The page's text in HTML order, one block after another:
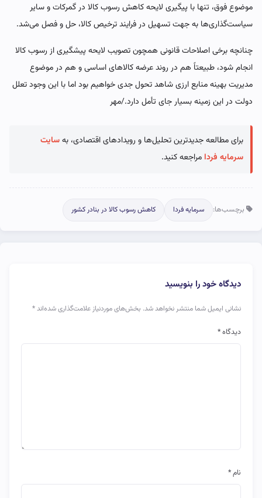
موضوع فوق، تنها با پیگیری لایحه کاهش رسوب کالا در گمرکات و سایر
سیاست‌گذاری‌ها به جهت تسهیل در فرایند ترخیص کالا، حل و فصل می‌شد.
چنانچه برخی اصلاحات قانونی همچون تصویب لایحه پیشگیری از رسوب کالا
انجام شود، طبیعتاً هم در روند عرضه کالاهای اساسی و هم در موضوع
مدیریت بهینه منابع ارزی شاهد تحول جدی خواهیم بود اما با این وجود تعلل
دولت در این زمینه بسیار جای تأمل دارد./مهر
برای مطالعه جدیدترین تحلیل‌ها و رویدادهای اقتصادی، بهسایت
سرمایه فردا مراجعه کنید.
برچسب‌ها: سرمایه فردا کاهش رسوب کالا در بنادر کشور
دیدگاه خود را بنویسید
نشانی ایمیل شما منتشر نخواهد شد. بخش‌های موردنیاز علامت‌گذاری شده‌اند*
دیدگاه*
نام*